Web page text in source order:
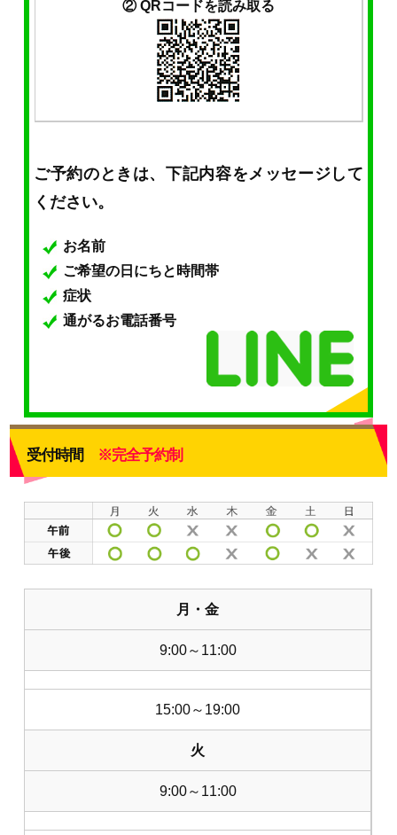
② QRコードを読み取る
ご予約のときは、下記内容をメッセージして
ください。
お名前
ご希望の日にちと時間帯
症状
通がるお電話番号
受付時間 ※完全予約制
月・金
9:00～11:00
15:00～19:00
火
9:00～11:00